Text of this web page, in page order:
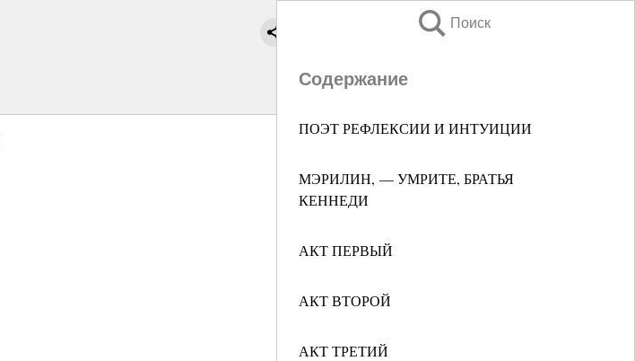
Поиск
Содержание
ПОЭТ РЕФЛЕКСИИ И ИНТУИЦИИ
МЭРИЛИН, — УМРИТЕ, БРАТЬЯ
КЕННЕДИ
АКТ ПЕРВЫЙ
АКТ ВТОРОЙ
АКТ ТРЕТИЙ